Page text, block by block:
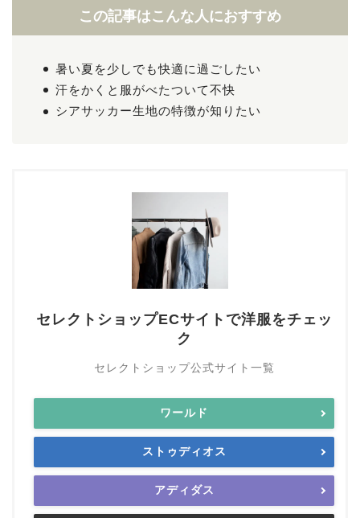
この記事はこんな人におすすめ
暑い夏を少しでも快適に過ごしたい
汗をかくと服がべたついて不快
シアサッカー生地の特徴が知りたい
セレクトショップECサイトで洋服をチェッ
ク
セレクトショップ公式サイト一覧
ワールド
ストゥディオス
アディダス